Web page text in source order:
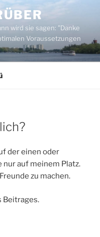
wird sie sagen: "Danke
Voraussetzungen
der einen oder
nur auf meinem Platz.
zu machen.
Beitrages.